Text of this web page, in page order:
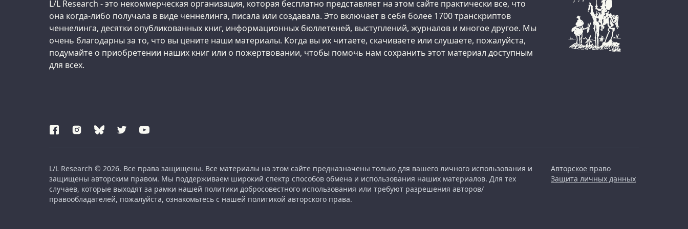
Support us:
L/L Research - это некоммерческая организация, которая бесплатно представляет на этом сайте практически все, что
она когда-либо получала в виде ченнелинга, писала или создавала. Это включает в себя более 1700 транскриптов
ченнелинга, десятки опубликованных книг, информационных бюллетеней, выступлений, журналов и многое другое. Мы
очень благодарны за то, что вы цените наши материалы. Когда вы их читаете, скачиваете или слушаете, пожалуйста,
подумайте о приобретении наших книг или о пожертвовании, чтобы помочь нам сохранить этот материал доступным
для всех.
L/L Research © 2026. Все права защищены. Все материалы на этом сайте предназначены только для вашего личного использования и
защищены авторским правом. Мы поддерживаем широкий спектр способов обмена и использования наших материалов. Для тех
случаев, которые выходят за рамки нашей политики добросовестного использования или требуют разрешения авторов/
правообладателей, пожалуйста, ознакомьтесь с нашей политикой авторского права.
Авторское право
Защита личных данных